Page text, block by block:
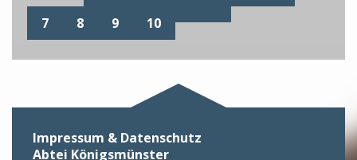
7
8 9 10
Impressum & Datenschutz
Abtei Königsmünster